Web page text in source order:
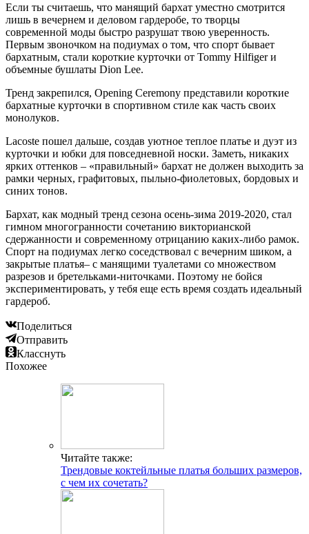
Если ты считаешь, что манящий бархат уместно смотрится
лишь в вечернем и деловом гардеробе, то творцы
современной моды быстро разрушат твою уверенность.
Первым звоночком на подиумах о том, что спорт бывает
бархатным, стали короткие курточки от Tommy Hilfiger и
объемные бушлаты Dion Lee.
Тренд закрепился, Opening Ceremony представили короткие
бархатные курточки в спортивном стиле как часть своих
монолуков.
Lacoste пошел дальше, создав уютное теплое платье и дуэт из
курточки и юбки для повседневной носки. Заметь, никаких
ярких оттенков – «правильный» бархат не должен выходить за
рамки черных, графитовых, пыльно-фиолетовых, бордовых и
синих тонов.
Бархат, как модный тренд сезона осень-зима 2019-2020, стал
гимном многогранности сочетанию викторианской
сдержанности и современному отрицанию каких-либо рамок.
Спорт на подиумах легко соседствовал с вечерним шиком, а
закрытые платья– с манящими туалетами со множеством
разрезов и бретельками-ниточками. Поэтому не бойся
экспериментировать, у тебя еще есть время создать идеальный
гардероб.
Поделиться
Отправить
Класснуть
Похожее
Читайте также:
Трендовые коктейльные платья больших размеров,
с чем их сочетать?